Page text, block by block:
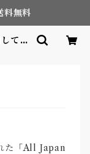
料無料
て来
た「All Japan